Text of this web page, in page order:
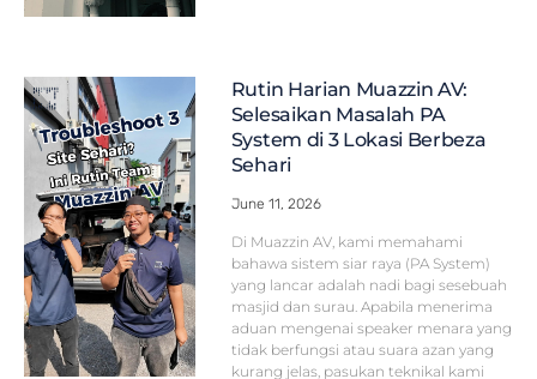
Rutin Harian Muazzin AV:
Selesaikan Masalah PA
System di 3 Lokasi Berbeza
Sehari
June 11, 2026
Di Muazzin AV, kami memahami
bahawa sistem siar raya (PA System)
yang lancar adalah nadi bagi sesebuah
masjid dan surau. Apabila menerima
aduan mengenai speaker menara yang
tidak berfungsi atau suara azan yang
kurang jelas, pasukan teknikal kami